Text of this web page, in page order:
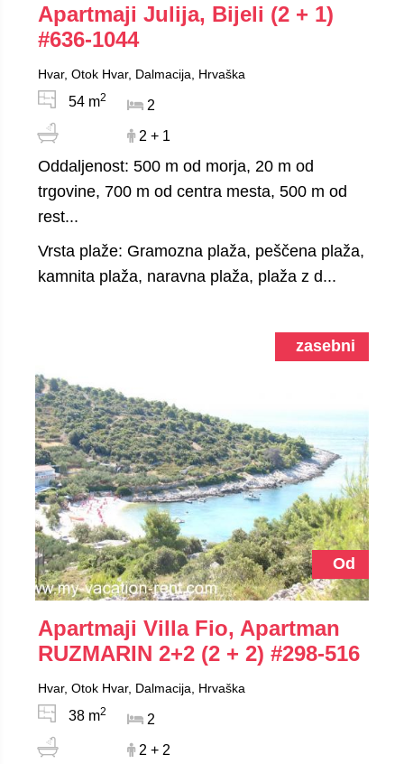
Apartmaji Julija, Bijeli (2 + 1)
#636-1044
Hvar, Otok Hvar, Dalmacija, Hrvaška
54 m2
2
2 + 1
Oddaljenost: 500 m od morja, 20 m od
trgovine, 700 m od centra mesta, 500 m od
rest...
Vrsta plaže: Gramozna plaža, peščena plaža,
kamnita plaža, naravna plaža, plaža z d...
Od
zasebni
Apartmaji Villa Fio, Apartman
RUZMARIN 2+2 (2 + 2) #298-516
Hvar, Otok Hvar, Dalmacija, Hrvaška
38 m2
2
2 + 2